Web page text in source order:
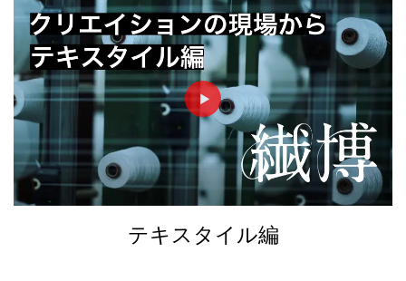
►
テキスタイル編